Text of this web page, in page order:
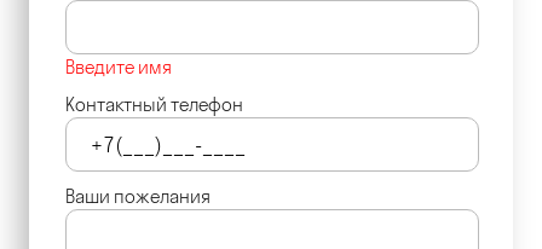
Введите имя
Контактный телефон
Ваши пожелания